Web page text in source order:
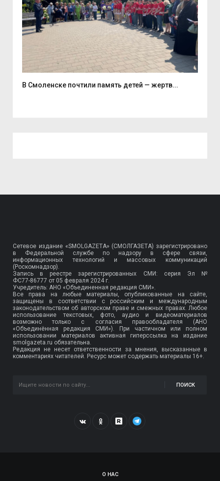
В Смоленске почтили память детей — жертв...
Сетевое издание «SMOLGAZETA» (СМОЛГАЗЕТА) зарегистрировано
в Федеральной службе по надзору в сфере связи,
информационных технологий и массовых коммуникаций
(Роскомнадзор).
Запись в реестре зарегистрированных СМИ: серия Эл №
ФС77-86777 от 05 февраля 2024 г.
Учредитель: АНО «Объединенная редакция СМИ».
Все права на любые материалы, опубликованные на сайте,
защищены в соответствии с российским и международным
законодательством об авторском праве и смежных правах. Любое
использование текстовых, фото, аудио и видеоматериалов
возможно только с согласия правообладателя (АНО
«Объединённая редакция СМИ»). При частичном или полном
использовании материалов активная гиперссылка на издание
smolgazeta.ru обязательна.
Редакция не несет ответственности за мнения, высказанные в
комментариях читателей. Ресурс может содержать материалы 16+.
ПОИСК
О НАС